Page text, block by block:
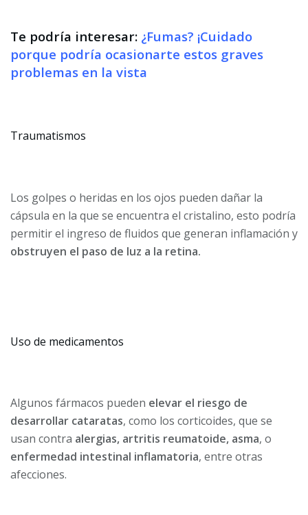
Te podría interesar: ¿Fumas? ¡Cuidado
porque podría ocasionarte estos graves
problemas en la vista
Traumatismos
Los golpes o heridas en los ojos pueden dañar la
cápsula en la que se encuentra el cristalino, esto podría
permitir el ingreso de fluidos que generan inflamación y
obstruyen el paso de luz a la retina.
Uso de medicamentos
Algunos fármacos pueden elevar el riesgo de
desarrollar cataratas, como los corticoides, que se
usan contra alergias, artritis reumatoide, asma, o
enfermedad intestinal inflamatoria, entre otras
afecciones.